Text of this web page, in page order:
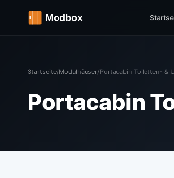
Startseite/Modulhäuser/Portacabin Toiletten- &
Portacabin